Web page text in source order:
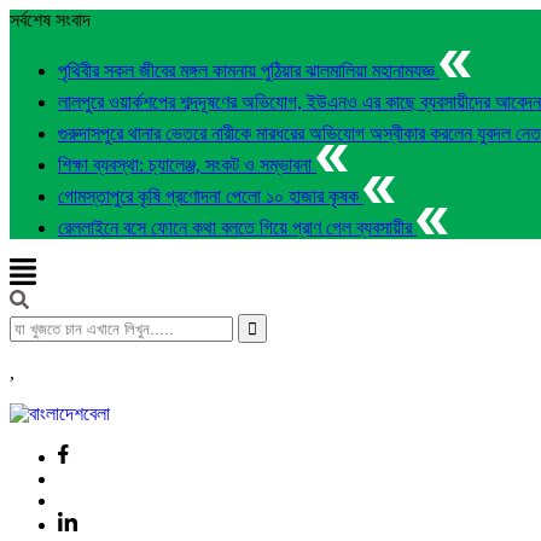
সর্বশেষ সংবাদ
পৃথিবীর সকল জীবের মঙ্গল কামনায় পুঠিয়ার ঝালমালিয়া মহানামযজ্ঞ
লালপুরে ওয়ার্কশপের শব্দদূষণের অভিযোগ, ইউএনও এর কাছে ব্যবসায়ীদের
গুরুদাসপুরে থানার ভেতরে নারীকে মারধরের অভিযোগ অস্বীকার করলেন যুবদল
শিক্ষা ব্যবস্থা: চ্যালেঞ্জ, সংকট ও সম্ভাবনা
গোমস্তাপুরে কৃষি প্রণোদনা পেলো ১০ হাজার কৃষক
রেললাইনে বসে ফোনে কথা বলতে গিয়ে প্রাণ গেল ব্যবসায়ীর
,